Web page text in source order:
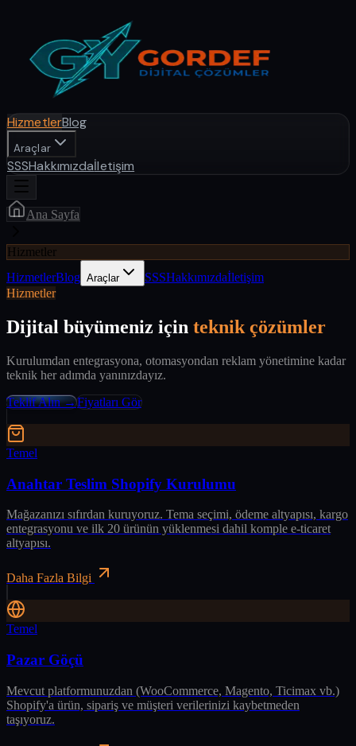
HizmetlerBlog
Araçlar
SSSHakkımızdaİletişim
Ana Sayfa
Hizmetler
HizmetlerBlog Araçlar SSSHakkımızdaİletişim
Hizmetler
Dijital büyümeniz için teknik çözümler
Kurulumdan entegrasyona, otomasyondan reklam yönetimine kadar
teknik her adımda yanınızdayız.
Teklif Alın →Fiyatları Gör
Temel
Anahtar Teslim Shopify Kurulumu
Mağazanızı sıfırdan kuruyoruz. Tema seçimi, ödeme altyapısı, kargo
entegrasyonu ve ilk 20 ürünün yüklenmesi dahil komple e-ticaret
altyapısı.
Daha Fazla Bilgi
Temel
Pazar Göçü
Mevcut platformunuzdan (WooCommerce, Magento, Ticimax vb.)
Shopify'a ürün, sipariş ve müşteri verilerinizi kaybetmeden
taşıyoruz.